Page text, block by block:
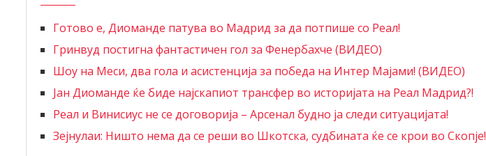
Готово е, Диоманде патува во Мадрид за да потпише со Реал!
Гринвуд постигна фантастичен гол за Фенербахче (ВИДЕО)
Шоу на Меси, два гола и асистенција за победа на Интер Мајами! (ВИДЕО)
Јан Диоманде ќе биде најскапиот трансфер во историјата на Реал Мадрид?!
Реал и Винисиус не се договорија – Арсенал будно ја следи ситуацијата!
Зејнулаи: Ништо нема да се реши во Шкотска, судбината ќе се крои во Скопје!